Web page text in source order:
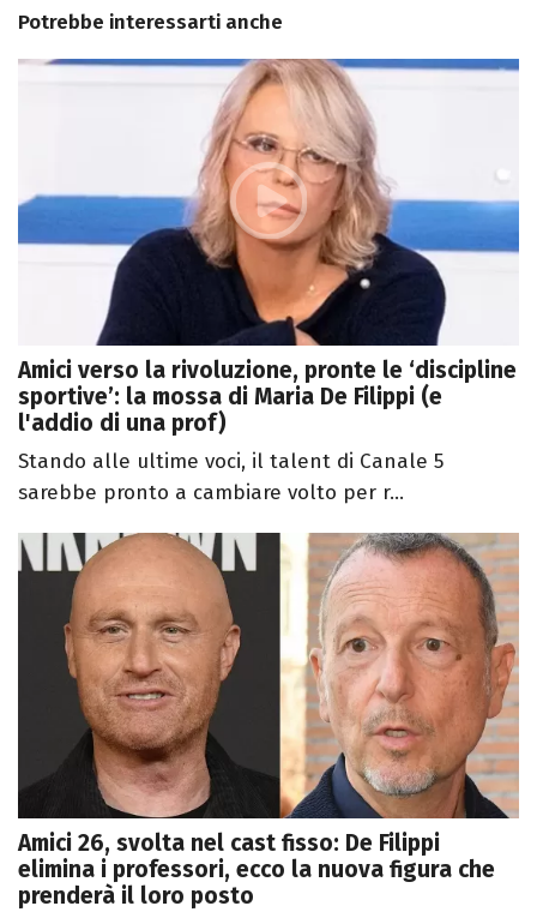
Potrebbe interessarti anche
Amici verso la rivoluzione, pronte le ‘discipline
sportive’: la mossa di Maria De Filippi (e
l'addio di una prof)
Stando alle ultime voci, il talent di Canale 5
sarebbe pronto a cambiare volto per r...
Amici 26, svolta nel cast fisso: De Filippi
elimina i professori, ecco la nuova figura che
prenderà il loro posto